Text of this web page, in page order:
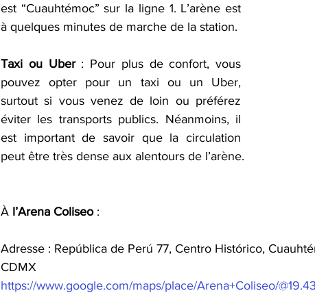
est “Cuauhtémoc” sur la ligne 1. L’arène est
à quelques minutes de marche de la station.
Taxi ou Uber : Pour plus de confort, vous
pouvez opter pour un taxi ou un Uber,
surtout si vous venez de loin ou préférez
éviter les transports publics. Néanmoins, il
est important de savoir que la circulation
peut être très dense aux alentours de l’arène.
À l’Arena Coliseo :
Adresse : República de Perú 77, Centro Histórico,
CDMX
https://www.google.com/maps/place/Arena+Coliseo/